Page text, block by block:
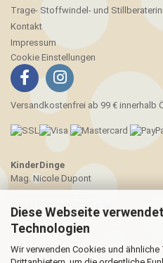
Diese Webseite
Technologien
Wir verwenden Cookies und
Trage- Stoffwindel- und
Kontakt
Impressum
Cookie Einstellungen
Versandkostenfrei ab 99 € innerhalb
KinderDinge
Mag. Nicole Dupont
____________________
Josef Hutterer-Straße 5a
3012 Wolfsgraben